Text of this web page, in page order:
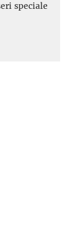
speciale